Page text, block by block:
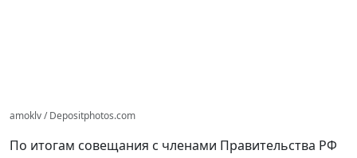
amoklv / Depositphotos.com
По итогам совещания с членами Правительства РФ